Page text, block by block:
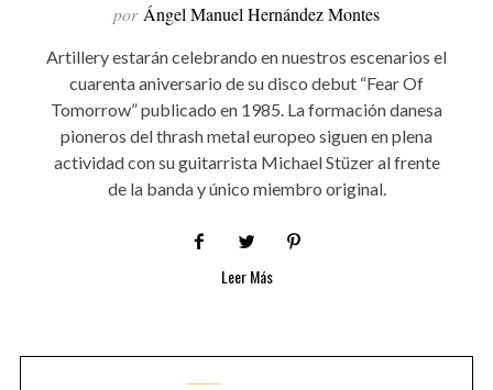
por Ángel Manuel Hernández Montes
Artillery estarán celebrando en nuestros escenarios el
cuarenta aniversario de su disco debut “Fear Of
Tomorrow” publicado en 1985. La formación danesa
pioneros del thrash metal europeo siguen en plena
actividad con su guitarrista Michael Stüzer al frente
de la banda y único miembro original.
Leer Más